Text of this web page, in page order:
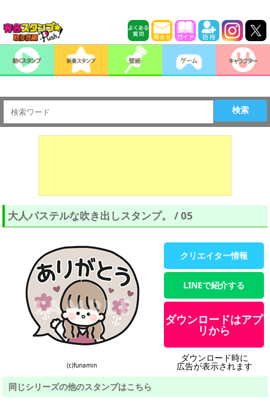
検索
大人パステルな吹き出しスタンプ。 / 05
(c)funamin
クリエイター情報
LINEで紹介する
ダウンロードはアプ
リから
ダウンロード時に
広告が表示されます
同じシリーズの他のスタンプはこちら